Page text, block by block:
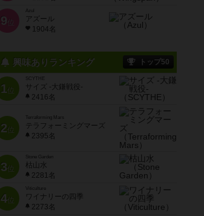
9 位
Azul
アズール
1904名
興味ありランキング トップ50
1位
SCYTHE
サイズ -大鎌戦役-
2416名
2位
Terraforming Mars
テラフォーミングマーズ
2395名
3位
Stone Garden
枯山水
2281名
4位
Viticulture
ワイナリーの四季
2273名